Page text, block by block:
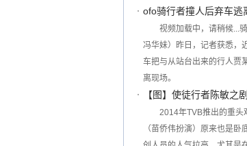
ofo骑行者撞人后弃车逃
视频加载中，请稍候...
冯华妹）昨日，记者获悉，
车把与从站台出来的行人贾
离现场。
【图】使徒行者陈敏之
2014年TVB推出的重头
（苗侨伟扮演）原来也是